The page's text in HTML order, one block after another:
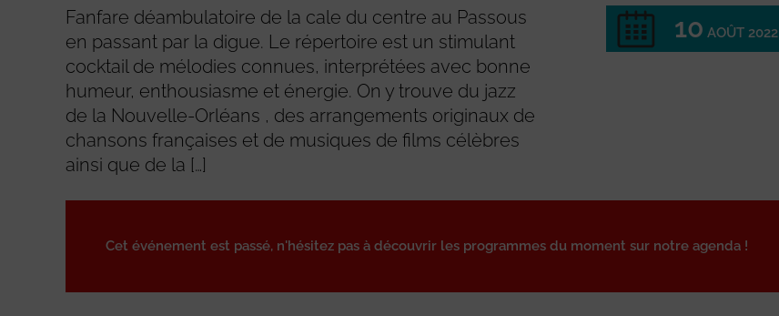
Fanfare déambulatoire de la cale du centre au Passous
en passant par la digue. Le répertoire est un stimulant
cocktail de mélodies connues, interprétées avec bonne
humeur, enthousiasme et énergie. On y trouve du jazz
de la Nouvelle-Orléans , des arrangements originaux de
chansons françaises et de musiques de films célèbres
ainsi que de la […]
10 AOÛT 2022
Cet événement est passé, n'hésitez pas à découvrir les programmes du moment sur notre agenda !